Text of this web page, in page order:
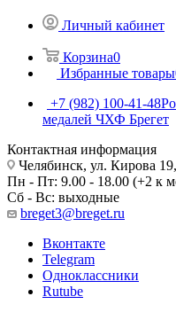
Личный кабинет
Корзина0
Избранные товары
+7 (982) 100-41-48
медалей ЧХФ Брегет
Контактная информация
Челябинск, ул. Кирова
Пн - Пт: 9.00 - 18.00 (+2 к
Сб - Вс: выходные
breget3@breget.ru
Вконтакте
Telegram
Одноклассники
Rutube